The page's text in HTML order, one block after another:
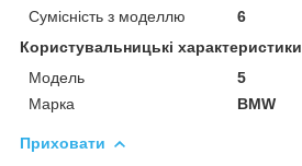
Сумісність з моделлю
6
Користувальницькі характеристики
Мoдель
5
Марка
BMW
Приховати